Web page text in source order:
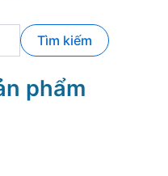
Tìm kiếm
phẩm